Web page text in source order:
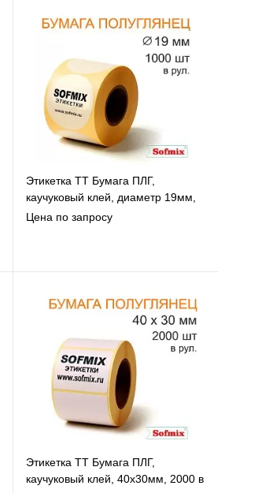
Этикетка ТТ Бумага ПЛГ,
каучуковый клей, диаметр 19мм,
1000 в рул, вт40, 3119
Цена по запросу
В избранное
К сравнению
Под заказ
Этикетка ТТ Бумага ПЛГ,
каучуковый клей, 40х30мм, 2000 в